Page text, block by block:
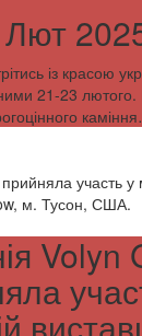
із красою
21-23 лютого.
Volyn